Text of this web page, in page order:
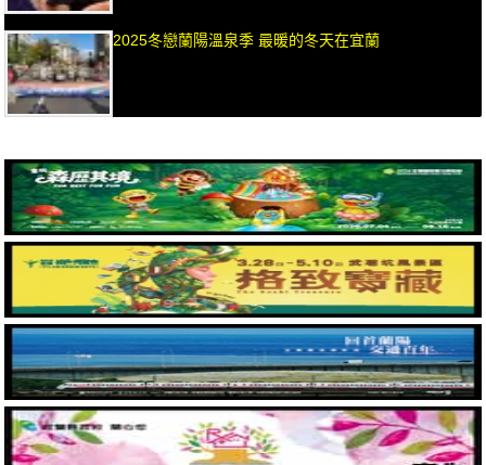
2025冬戀蘭陽溫泉季 最暖的冬天在宜蘭